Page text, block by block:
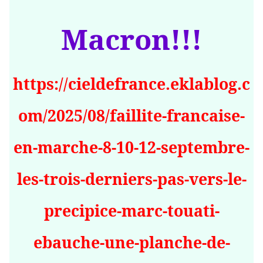
Macron!!!
https://cieldefrance.eklablog.c
om/2025/08/faillite-francaise-
en-marche-8-10-12-septembre-
les-trois-derniers-pas-vers-le-
precipice-marc-touati-
ebauche-une-planche-de-